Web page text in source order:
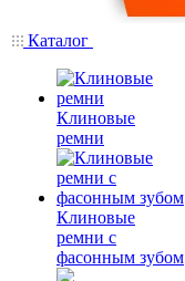
Каталог
Клиновые
ремни
Клиновые
ремни с
фасонным зубом